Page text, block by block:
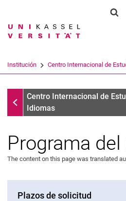
Search term
Search
Institución Centro Internacional de
Centro Internacional de
Centro Internacional de
Idiomas
Árabe
Programa
The content on this page was translated
Plazos de solicitud